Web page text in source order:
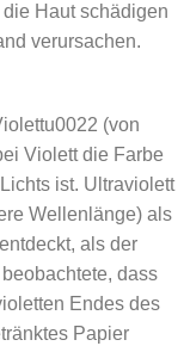
Haut schädigen
verursachen.
(von
Violett die Farbe
ist. Ultraviolett
Wellenlänge) als
als der
dass
Endes des
Papier